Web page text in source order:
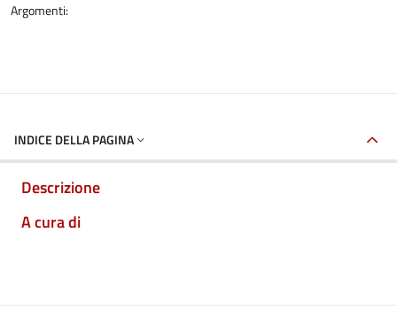
Argomenti:
INDICE DELLA PAGINA
Descrizione
A cura di